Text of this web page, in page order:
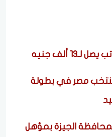
ألف جنيه
مصر في بطولة
بمحافظة الجيزة بمؤهل